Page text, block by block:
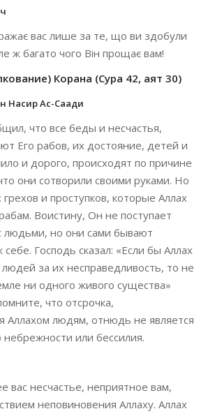
вас лише за те, що ви здобули
ж багато чого Він прощає вам!
Корана (Сура 42, аят 30)
Насир Ас-Саади
что все беды и несчастья,
Его рабов, их достояние, детей и
и дорого, происходят по причине
они сотворили своими руками. Но
и проступков, которые Аллах
Воистину, Он не поступает
людьми, но они сами бывают
Господь сказал: «Если бы Аллах
людей за их несправедливость, то не
ни одного живого существа»
что отсрочка,
Аллахом людям, отнюдь не является
небрежности или бессилия.
вас несчастье, неприятное вам,
неповиновения Аллаху. Аллах